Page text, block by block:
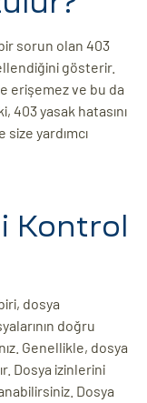
bir sorun olan 403
gösterir.
erişemez ve bu da
403 yasak hatasını
yardımcı
Kontrol
dosya
doğru
Genellikle, dosya
Dosya izinlerini
Dosya